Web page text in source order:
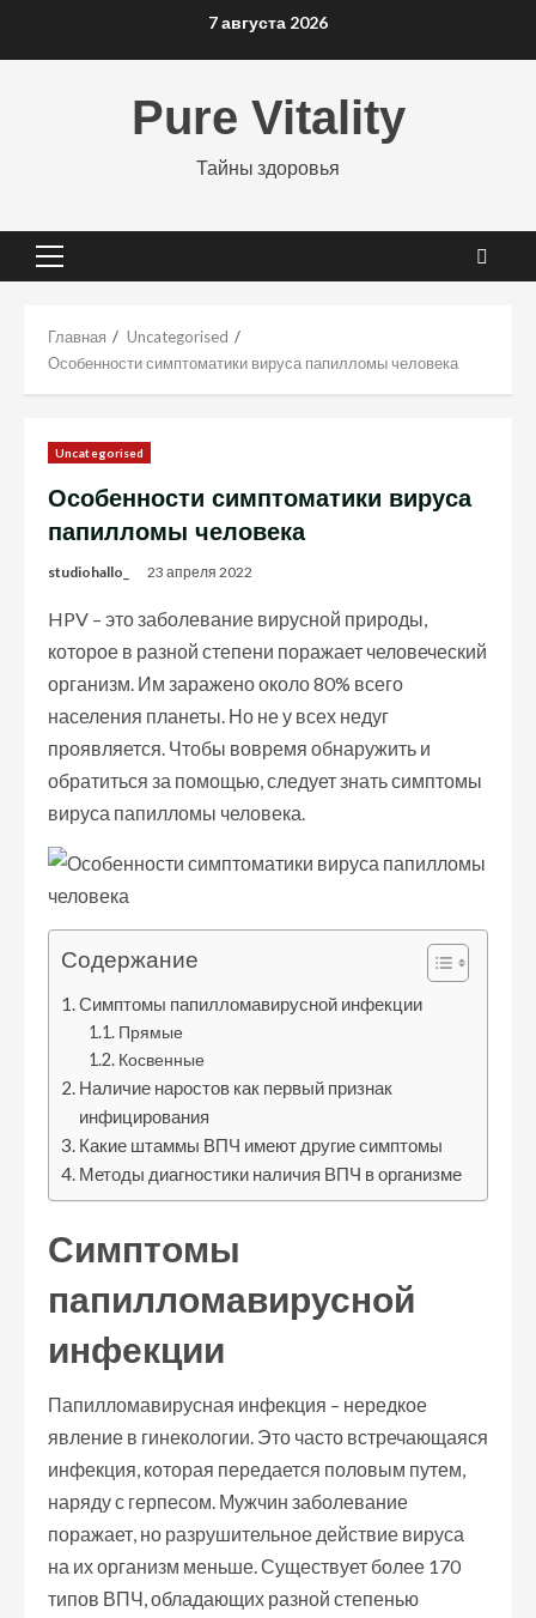
7 августа 2026
Pure Vitality
Тайны здоровья
Основное
Главная
Uncategorised
Особенности симптоматики вируса папилломы человека
Uncategorised
Особенности симптоматики вируса
папилломы человека
studiohallo_ 23 апреля 2022
HPV – это заболевание вирусной природы,
которое в разной степени поражает человеческий
организм. Им заражено около 80% всего
населения планеты. Но не у всех недуг
проявляется. Чтобы вовремя обнаружить и
обратиться за помощью, следует знать симптомы
вируса папилломы человека.
Содержание
Симптомы папилломавирусной инфекции
Прямые
Косвенные
Наличие наростов как первый признак
инфицирования
Какие штаммы ВПЧ имеют другие симптомы
Методы диагностики наличия ВПЧ в организме
Симптомы
папилломавирусной
инфекции
Папилломавирусная инфекция – нередкое
явление в гинекологии. Это часто встречающаяся
инфекция, которая передается половым путем,
наряду с герпесом. Мужчин заболевание
поражает, но разрушительное действие вируса
на их организм меньше. Существует более 170
типов ВПЧ, обладающих разной степенью